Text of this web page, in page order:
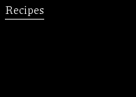
Recipes